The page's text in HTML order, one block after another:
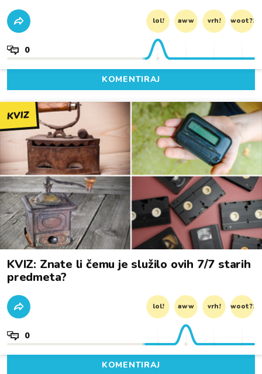
lol! aww vrh! woot?!
0
KOMENTIRAJ
KVIZ
KVIZ: Znate li čemu je služilo ovih 7/7 starih
predmeta?
lol! aww vrh! woot?!
0
KOMENTIRAJ